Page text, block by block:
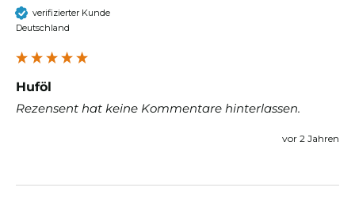
verifizierter Kunde
Deutschland
Huföl
Rezensent hat keine Kommentare hinterlassen.
vor 2 Jahren